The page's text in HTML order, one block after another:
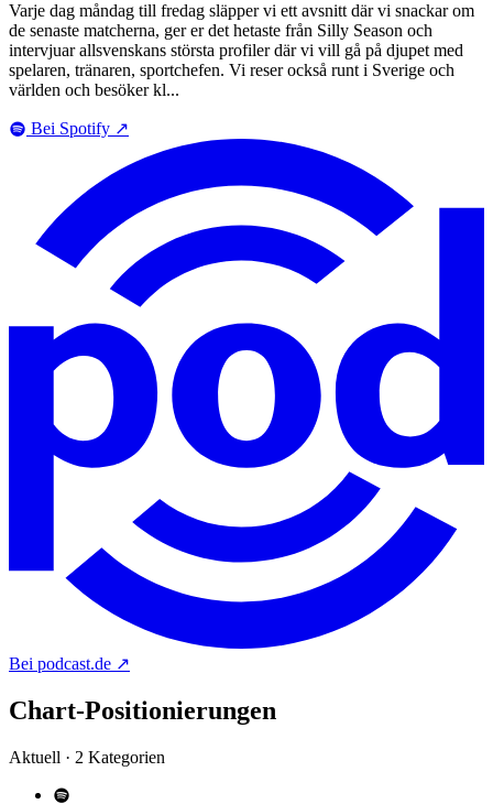
Varje dag måndag till fredag släpper vi ett avsnitt där vi snackar om
de senaste matcherna, ger er det hetaste från Silly Season och
intervjuar allsvenskans största profiler där vi vill gå på djupet med
spelaren, tränaren, sportchefen. Vi reser också runt i Sverige och
världen och besöker kl...
Bei Spotify ↗
Bei podcast.de ↗
Chart-Positionierungen
Aktuell · 2 Kategorien